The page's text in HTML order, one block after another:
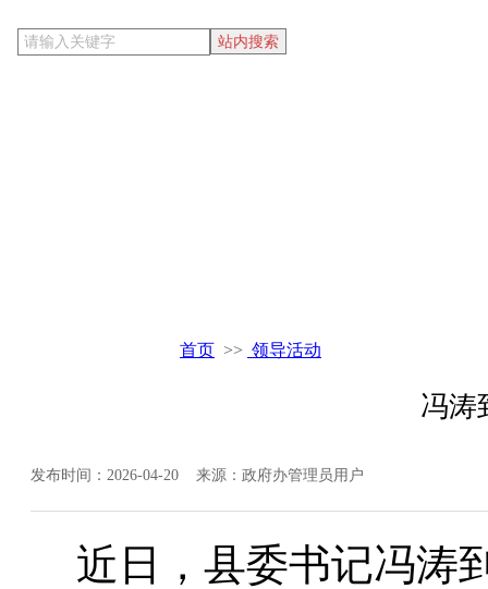
首页 >> 领导活动
冯涛
发布时间：2026-04-20 来源：政府办管理员用户
近日，县委书记冯涛